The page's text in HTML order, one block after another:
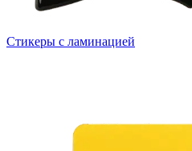
Стикеры с ламинацией